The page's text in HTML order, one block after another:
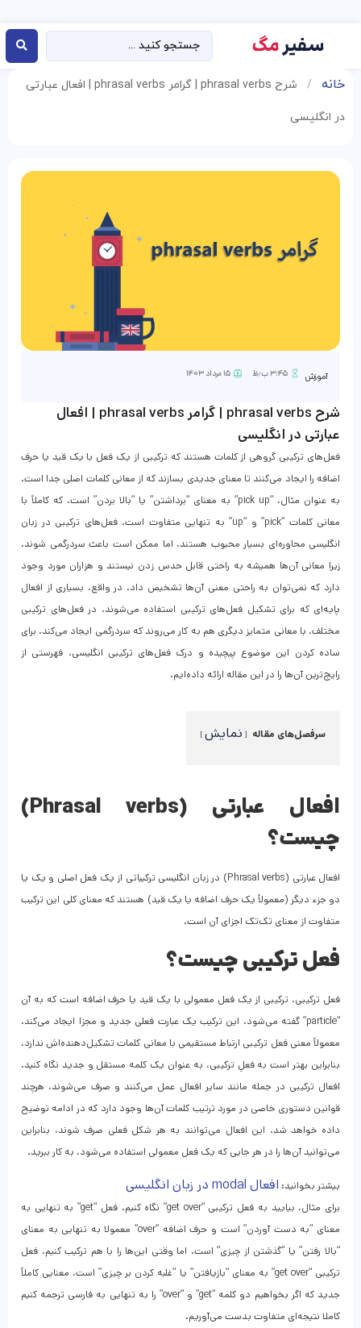
خانه / شرح phrasal verbs | گرامر phrasal verbs | افعال عبارتی
در انگلیسی
آموزش ۳:۴۵ ب٫ظ ۱۵ مرداد ۱۴۰۳
شرح phrasal verbs | گرامر phrasal verbs | افعال
عبارتی در انگلیسی
فعل‌های ترکیبی گروهی از کلمات هستند که ترکیبی از یک فعل با یک قید یا حرف
اضافه را ایجاد می‌کنند تا معنای جدیدی بسازند که از معانی کلمات اصلی جدا است.
به عنوان مثال، “pick up” به معنای “برداشتن” یا “بالا بردن” است، که کاملاً با
معانی کلمات “pick” و “up” به تنهایی متفاوت است. فعل‌های ترکیبی در زبان
انگلیسی محاوره‌ای بسیار محبوب هستند. اما ممکن است باعث سردرگمی شوند.
زیرا معانی آن‌ها همیشه به راحتی قابل حدس زدن نیستند و هزاران مورد وجود
دارد که نمی‌توان به راحتی معنی آن‌ها تشخیص داد. در واقع، بسیاری از افعال
پایه‌ای که برای تشکیل فعل‌های ترکیبی استفاده می‌شوند، در فعل‌های ترکیبی
مختلف، با معانی متمایز دیگری هم به کار می‌روند که سردرگمی ایجاد می‌کند. برای
ساده کردن این موضوع پیچیده و درک فعل‌های ترکیبی انگلیسی، فهرستی از
رایج‌ترین آن‌ها را در این مقاله ارائه داده‌ایم.
سرفصل‌های مقاله نمایش
افعال عبارتی (Phrasal verbs)
چیست؟
افعال عبارتی (Phrasal verbs) در زبان انگلیسی ترکیباتی از یک فعل اصلی و یک یا
دو جزء دیگر (معمولاً یک حرف اضافه یا یک قید) هستند که معنای کلی این ترکیب
متفاوت از معنای تک‌تک اجزای آن است.
فعل ترکیبی چیست؟
فعل ترکیبی، ترکیبی از یک فعل معمولی با یک قید یا حرف اضافه است که به آن
“particle” گفته می‌شود. این ترکیب یک عبارت فعلی جدید و مجزا ایجاد می‌کند.
معمولاً معنی فعل ترکیبی ارتباط مستقیمی با معانی کلمات تشکیل‌دهنده‌اش ندارد،
بنابراین بهتر است به فعلِ ترکیبی، به عنوان یک کلمه مستقل و جدید نگاه کنید.
افعال ترکیبی در جمله مانند سایر افعال عمل می‌کنند و صرف می‌شوند، هرچند
قوانین دستوری خاصی در مورد ترتیب کلمات آن‌ها وجود دارد که در ادامه توضیح
داده خواهد شد. این افعال می‌توانند به هر شکل فعلی صرف شوند، بنابراین
می‌توانید آن‌ها را در هر جایی که یک فعل معمولی استفاده می‌شود، به کار ببرید.
بیشتر بخوانید: افعال modal در زبان انگلیسی
برای مثال، بیایید به فعل ترکیبی “get over” نگاه کنیم. فعل “get” به تنهایی به
معنای “به دست آوردن” است و حرف اضافه “over” معمولا به تنهایی به معنای
“بالا رفتن” یا “گذشتن از چیزی” است. اما وقتی این‌ها را با هم ترکیب کنیم، فعل
ترکیبی “get over” به معنای “بازیافتن” یا “غلبه کردن بر چیزی” است، معنایی کاملاً
جدید که اگر بخواهیم دو کلمه “get” و “over” را به تنهایی به فارسی ترجمه کنیم
کاملا نتیجه‌ای متفاوت بدست می‌آوریم.